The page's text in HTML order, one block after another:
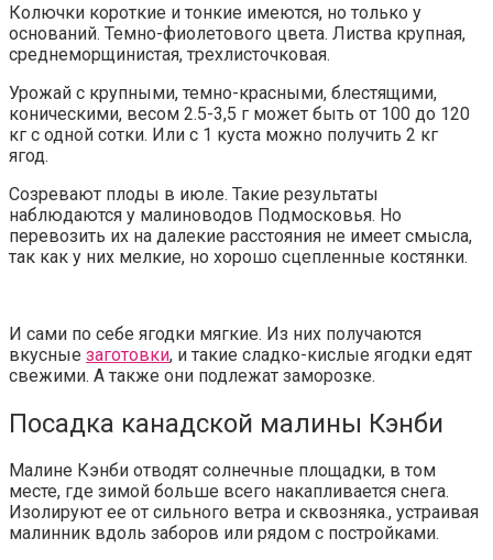
Колючки короткие и тонкие имеются, но только у
оснований. Темно-фиолетового цвета. Листва крупная,
среднеморщинистая, трехлисточковая.
Урожай с крупными, темно-красными, блестящими,
коническими, весом 2.5-3,5 г может быть от 100 до 120
кг с одной сотки. Или с 1 куста можно получить 2 кг
ягод.
Созревают плоды в июле. Такие результаты
наблюдаются у малиноводов Подмосковья. Но
перевозить их на далекие расстояния не имеет смысла,
так как у них мелкие, но хорошо сцепленные костянки.
И сами по себе ягодки мягкие. Из них получаются
вкусные заготовки, и такие сладко-кислые ягодки едят
свежими. А также они подлежат заморозке.
Посадка канадской малины Кэнби
Малине Кэнби отводят солнечные площадки, в том
месте, где зимой больше всего накапливается снега.
Изолируют ее от сильного ветра и сквозняка., устраивая
малинник вдоль заборов или рядом с постройками.